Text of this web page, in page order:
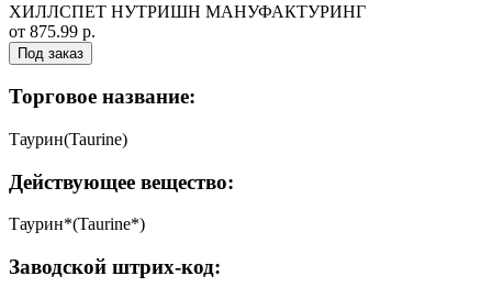
ХИЛЛСПЕТ НУТРИШН МАНУФАКТУРИНГ
от 875.99 р.
Под заказ
Торговое название:
Таурин(Taurine)
Действующее вещество:
Таурин*(Taurine*)
Заводской штрих-код: